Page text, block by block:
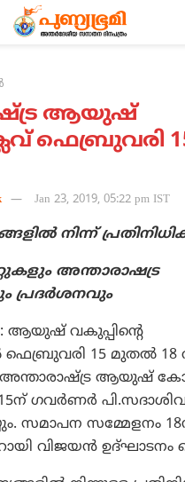
ആയുഷ്
ഫെബ്രുവരി
Jan 23, 2019, 05:22 pm IST
നിന്ന്
അന്താരാഷട്ര
പ്രദര്‍ശനവും
ആയുഷ് വകുപ്പിന്റെ
15 മുതല്‍ 18
ആയുഷ്
15ന് ഗവര്‍ണര്‍
സമാപന സമ്മേളനം
വിജയന്‍ ഉദ്ഘാടനം